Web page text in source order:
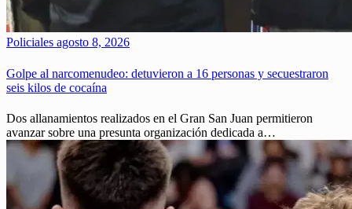
Policiales agosto 8, 2026
Golpe al narcomenudeo: detuvieron a 16 personas y secuestraron
seis kilos de cocaína
Dos allanamientos realizados en el Gran San Juan permitieron
avanzar sobre una presunta organización dedicada a…